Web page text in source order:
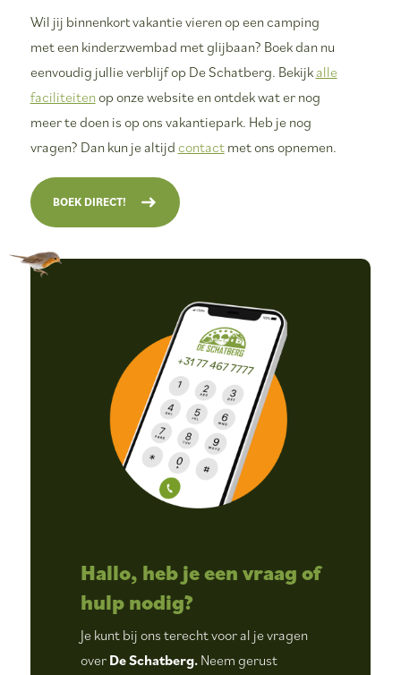
Wil jij binnenkort vakantie vieren op een camping
met een kinderzwembad met glijbaan? Boek dan nu
eenvoudig jullie verblijf op De Schatberg. Bekijkalle
faciliteiten op onze website en ontdek wat er nog
meer te doen is op ons vakantiepark. Heb je nog
vragen? Dan kun je altijd contactmet ons opnemen.
BOEK DIRECT!
Hallo, heb je een vraag of
hulp nodig?
Je kunt bij ons terecht voor al je vragen
overDe Schatberg. Neem gerust